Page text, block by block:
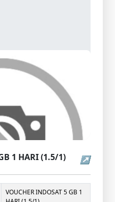
1 HARI (1.5/1) ↗
VOUCHER INDOSAT 5 GB 1